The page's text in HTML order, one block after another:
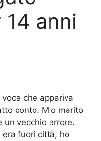
14 anni
che appariva
conto. Mio marito
un vecchio errore.
era fuori città, ho